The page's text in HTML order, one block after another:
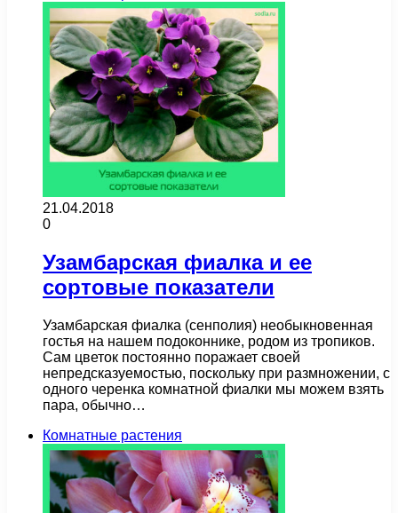
21.04.2018
0
Узамбарская фиалка и ее
сортовые показатели
Узамбарская фиалка (сенполия) необыкновенная
гостья на нашем подоконнике, родом из тропиков.
Сам цветок постоянно поражает своей
непредсказуемостью, поскольку при размножении, с
одного черенка комнатной фиалки мы можем взять
пара, обычно…
Комнатные растения